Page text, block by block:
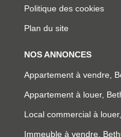
Politique des cookies
Plan du site
NOS ANNONCES
Appartement à vendre,
Appartement à louer,
Local commercial à
Immeuble à vendre,